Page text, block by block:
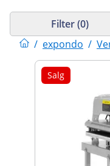
/ expondo /
Filter (0)
Salg